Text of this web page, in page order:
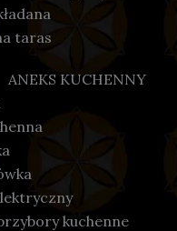
taras
ANEKS KUCHENNY
kuchenne